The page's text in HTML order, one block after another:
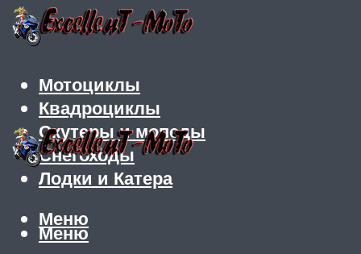
Мотоциклы
Квадроциклы
Скутеры и мопеды
Снегоходы
Лодки и Катера
Меню
Меню